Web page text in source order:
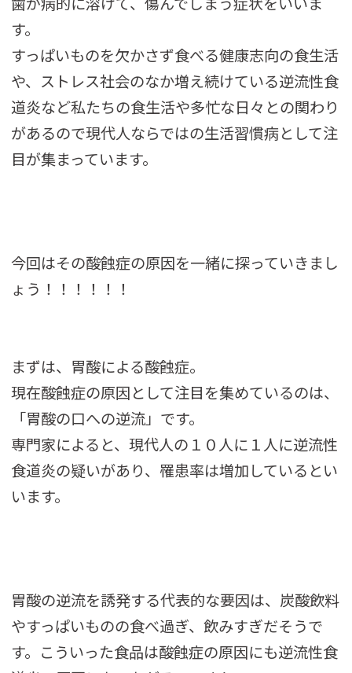
す。
すっぱいものを欠かさず食べる健康志向の食生活
や、ストレス社会のなか増え続けている逆流性食
道炎など私たちの食生活や多忙な日々との関わり
があるので現代人ならではの生活習慣病として注
目が集まっています。
今回はその酸蝕症の原因を一緒に探っていきまし
ょう！！！！！！
まずは、胃酸による酸蝕症。
現在酸蝕症の原因として注目を集めているのは、
「胃酸の口への逆流」です。
専門家によると、現代人の１０人に１人に逆流性
食道炎の疑いがあり、罹患率は増加しているとい
います。
胃酸の逆流を誘発する代表的な要因は、炭酸飲料
やすっぱいものの食べ過ぎ、飲みすぎだそうで
す。こういった食品は酸蝕症の原因にも逆流性食